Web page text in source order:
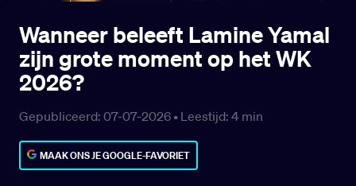
Wanneer beleeft Lamine Yamal
zijn grote moment op het WK
2026?
Gepubliceerd: 07-07-2026 • Leestijd: 4 min
MAAK ONS JE GOOGLE-FAVORIET